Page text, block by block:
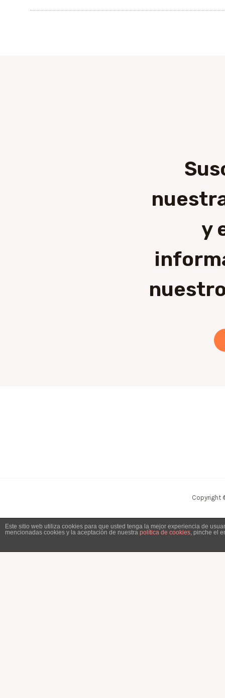
y
Copyright
Este sitio web utiliza cookies para que usted tenga la mejor experiencia de
mencionadas cookies y la aceptación de nuestra política de cookies , pinche el